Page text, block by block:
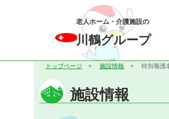
老人ホーム・介護施設の
川鶴グループ
トップページ 施設情報 特別養護
施設情報